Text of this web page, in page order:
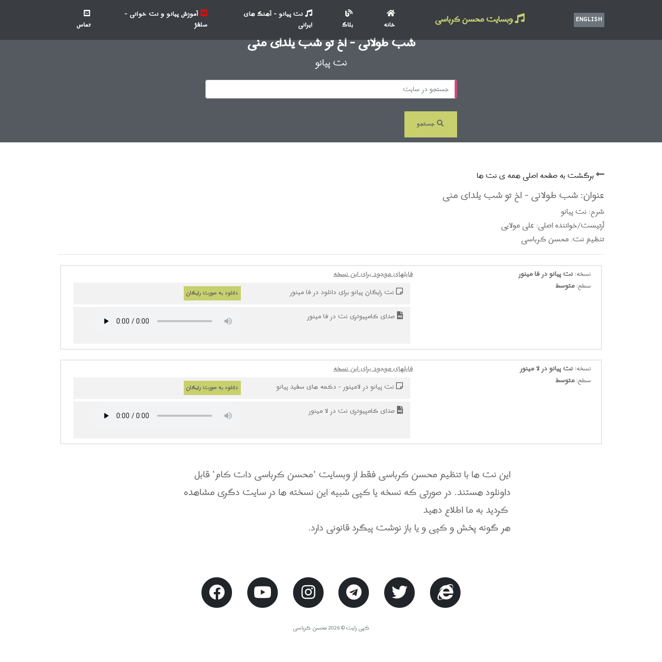
ENGLISH وبسایت محسن کرباسی خانه بلاگ
نت پیانو - آهنگ های
ایرانی
آموزش پیانو و نت خوانی -
سلفژ
تماس
شب طولانی - اخ تو شب یلدای منی
نت پیانو
برگشت به صفحه اصلی همه ی نت ها
عنوان: شب طولانی - اخ تو شب یلدای منی
شرح: نت پیانو
آرتیست/خواننده اصلی: علی مولایی
تنظیم نت: محسن کرباسی
نسخه:نت پیانو در فا مینور
سطح:متوسط
فایلهای موجود برای این نسخه
نت رایگان پیانو برای دانلود در فا مینور
دانلود به صورت رایگان
صدای کامپیوتری نت در فا مینور
نسخه:نت پیانو در لا مینور
سطح:متوسط
فایلهای موجود برای این نسخه
نت پیانو در لامینور - دکمه های سفید پیانو
دانلود به صورت رایگان
صدای کامپیوتری نت در لا مینور
این نت ها با تنظیم محسن کرباسی فقط از وبسایت 'محسن کرباسی دات کام' قابل
داونلود هستند. در صورتی که نسخه یا کپی شبیه این نسخته ها در سایت دگری مشاهده
.هر گونه پخش و کپی و یا باز نوشت پیگرد قانونی دارد
کپی رایت © 2026 محسن کرباسی